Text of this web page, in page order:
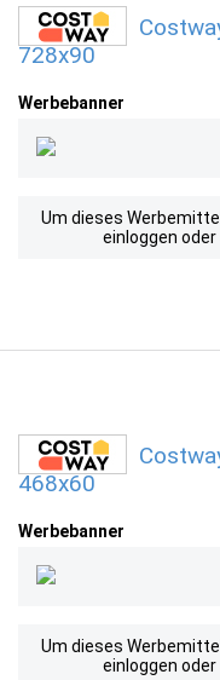
728x90
Werbebanner
Um dieses
einloggen oder
468x60
Werbebanner
Um dieses
einloggen oder